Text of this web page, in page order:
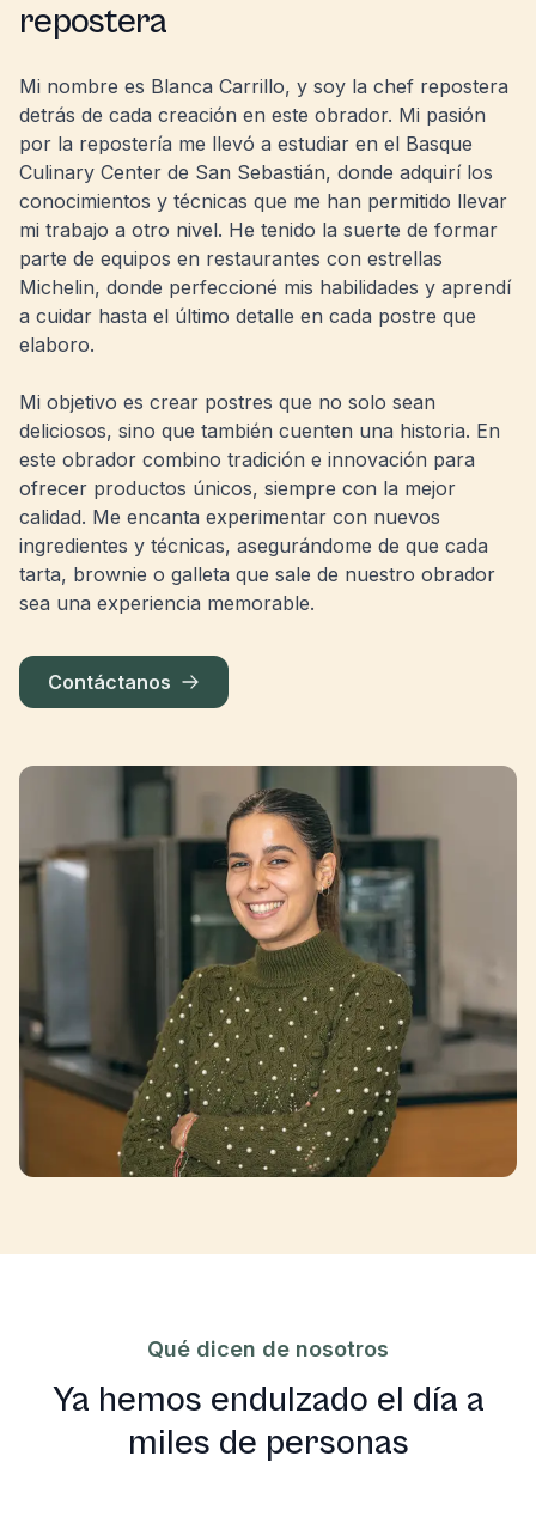
repostera
Mi nombre es Blanca Carrillo, y soy la chef repostera
detrás de cada creación en este obrador. Mi pasión
por la repostería me llevó a estudiar en el Basque
Culinary Center de San Sebastián, donde adquirí los
conocimientos y técnicas que me han permitido llevar
mi trabajo a otro nivel. He tenido la suerte de formar
parte de equipos en restaurantes con estrellas
Michelin, donde perfeccioné mis habilidades y aprendí
a cuidar hasta el último detalle en cada postre que
elaboro.
Mi objetivo es crear postres que no solo sean
deliciosos, sino que también cuenten una historia. En
este obrador combino tradición e innovación para
ofrecer productos únicos, siempre con la mejor
calidad. Me encanta experimentar con nuevos
ingredientes y técnicas, asegurándome de que cada
tarta, brownie o galleta que sale de nuestro obrador
sea una experiencia memorable.
Contáctanos
Qué dicen de nosotros
Ya hemos endulzado el día a
miles de personas